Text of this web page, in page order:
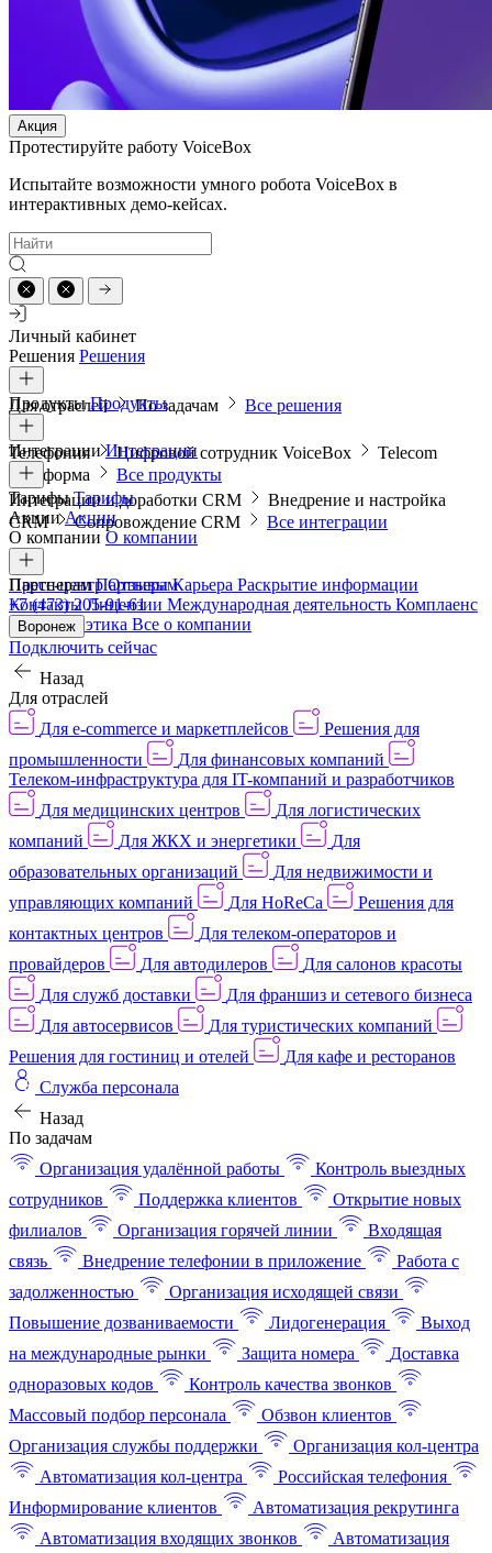
Акция
Протестируйте работу VoiceBox
Испытайте возможности умного робота VoiceBox в
интерактивных демо-кейсах.
Личный кабинет
Решения Решения
Для отраслей По задачам Все решения
ПродуктыПродукты
Телефония Цифровой сотрудник VoiceBox
Telecom
платформа
Все продукты
ИнтеграцииИнтеграции
Интеграции и доработки CRM
Внедрение и настройка
CRM
Сопровождение CRM Все интеграции
ТарифыТарифы
АкцииАкции
О компании О компании
Пресс-центрОтзывыКарьера Раскрытие информации
КонтактыЛицензии Международная деятельность Комплаенс
и деловая этика Все о компании
ПартнерамПартнерам
+7 (473) 205-91-61
Воронеж
Подключить сейчас
Назад
Для отраслей
Для e-commerce и маркетплейсов
Решения для
промышленности
Для финансовых компаний
Телеком-инфраструктура для IT-компаний и разработчиков
Для медицинских центров
Для логистических
компаний
Для ЖКХ и энергетики
Для
образовательных организаций
Для недвижимости и
управляющих компаний
Для HoReCa
Решения для
контактных центров
Для телеком-операторов и
провайдеров
Для автодилеров
Для салонов красоты
Для служб доставки
Для франшиз и сетевого бизнеса
Для автосервисов
Для туристических компаний
Решения для гостиниц и отелей
Для кафе и ресторанов
Служба персонала
Назад
По задачам
Организация удалённой работы
Контроль выездных
сотрудников
Поддержка клиентов
Открытие новых
филиалов
Организация горячей линии
Входящая
связь
Внедрение телефонии в приложение
Работа с
задолженностью
Организация исходящей связи
Повышение дозваниваемости
Лидогенерация
Выход
на международные рынки
Защита номера
Доставка
одноразовых кодов
Контроль качества звонков
Массовый подбор персонала
Обзвон клиентов
Организация службы поддержки
Организация кол-центра
Автоматизация кол-центра
Российская телефония
Информирование клиентов
Автоматизация рекрутинга
Автоматизация входящих звонков
Автоматизация